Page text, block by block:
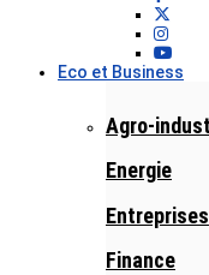
Eco et Business
Agro-
Energie
Entreprises
Finance